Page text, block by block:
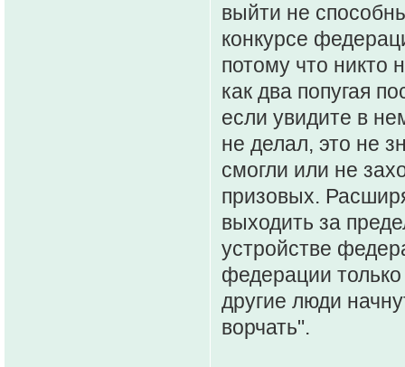
выйти не
конкурсе
потому что никто
как два попугая
если увидите в
не делал, это не
смогли или не
призовых.
выходить за
устройстве
федерации
другие люди
ворчать".